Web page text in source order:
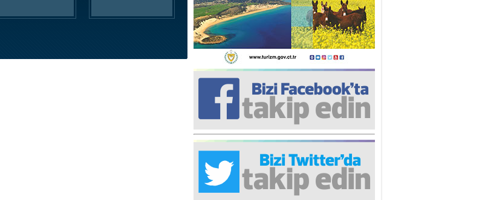
Taner ULUTAŞ
İnşallah St. Lois ile Hakkaido
Adası gibi olmayız !...
Ali KİŞMİR
FIRSAT VE KORKU
Turgut ÇALICI
İki Lakırdı da benden!
Yrd. Doç. Ercan HOŞKARA
Yatırım Yapmazsan Var Olamazsın:
Hedefteki Kurum Kıb-Tek
Rana Sarro
Başıma gelen skandal olayı